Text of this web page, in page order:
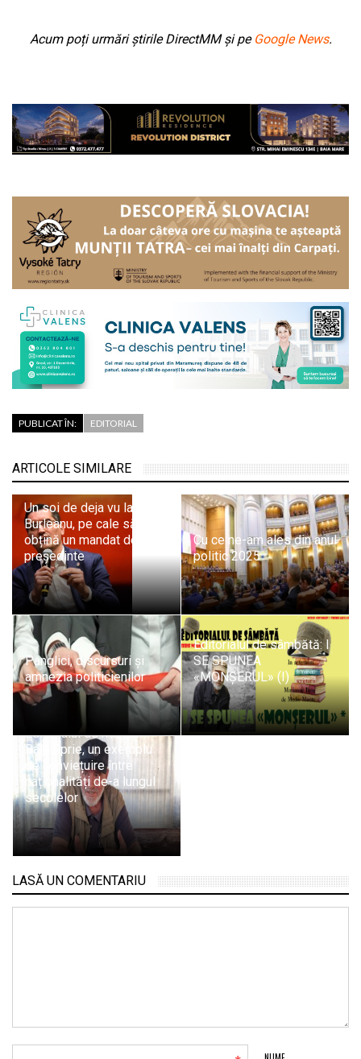
Acum poți urmări știrile DirectMM și pe Google News.
PUBLICAT ÎN: EDITORIAL
ARTICOLE SIMILARE
Un soi de deja vu la FRF:
Burleanu, pe cale să mai
obțină un mandat de
președinte
Cu ce ne-am ales din anul
politic 2025
Panglici, discursuri și
amnezia politicienilor
Editorialul de sâmbătă: I
SE SPUNEA
«MONȘERUL» (I)
Editorialul de miercuri:
Baia Sprie, un exemplu
de conviețuire între
naționalități de-a lungul
secolelor
LASĂ UN COMENTARIU